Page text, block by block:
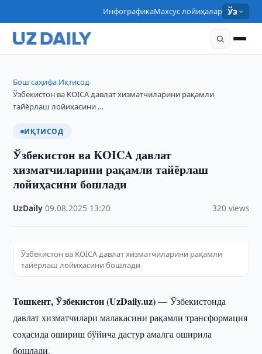
ИнфографикаМахсус лойиҳалар Ўз
Бош саҳифа›Иқтисод›
Ўзбекистон ва KOICA давлат хизматчиларини рақамли
тайёрлаш лойиҳасини …
ИҚТИСОД
Ўзбекистон ва KOICA давлат
хизматчиларини рақамли тайёрлаш
лойиҳасини бошлади
UzDaily ·09.08.2025 13:20 320 views
Ўзбекистон ва KOICA давлат хизматчиларини рақамли
тайёрлаш лойиҳасини бошлади
Тошкент, Ўзбекистон (UzDaily.uz) —Ўзбекистонда
давлат хизматчилари малакасини рақамли трансформация
соҳасида ошириш бўйича дастур амалга оширила
бошлади.